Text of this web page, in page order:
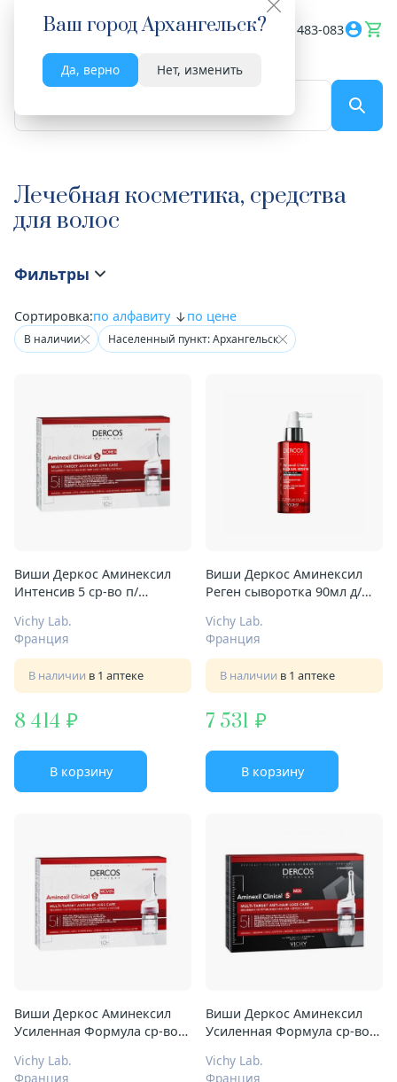
Ваш городАрхангельск?
Да, верно Нет, изменить
Весь сайт 8182 483-083
Лечебная косметика, средства
для волос
Фильтры
Сортировка:по алфавиту по цене
В наличии Населенный пункт: Архангельск
Виши Деркос Аминексил
Интенсив 5 ср-во п/
д/женщин
Vichy Lab.
Франция
В наличии в 1 аптеке
8 414
В корзину
Виши Деркос Аминексил
Реген сыворотка 90мл д/
Vichy Lab.
Франция
В наличии в 1 аптеке
7 531
В корзину
Виши Деркос Аминексил
Усиленная Формула ср-во
№21 д/женщин
Vichy Lab.
Франция
Виши Деркос Аминексил
Усиленная Формула ср-во
№21 д/мужчин
Vichy Lab.
Франция